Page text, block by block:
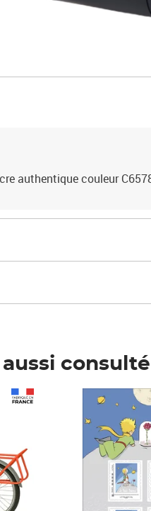
authentique couleur
consulté
Prix 7,50€